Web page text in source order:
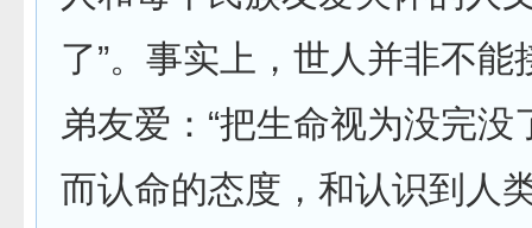
了”。事实上，世人并非不能
弟友爱：“把生命视为没完没
而认命的态度，和认识到人